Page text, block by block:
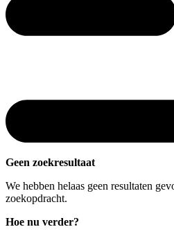
Geen zoekresultaat
We hebben helaas geen resultaten
zoekopdracht.
Hoe nu verder?